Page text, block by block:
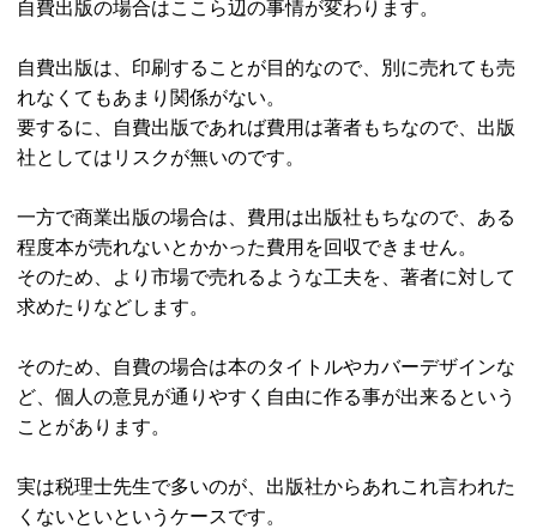
自費出版の場合はここら辺の事情が変わります。
自費出版は、印刷することが目的なので、別に売れても売
れなくてもあまり関係がない。
要するに、自費出版であれば費用は著者もちなので、出版
社としてはリスクが無いのです。
一方で商業出版の場合は、費用は出版社もちなので、ある
程度本が売れないとかかった費用を回収できません。
そのため、より市場で売れるような工夫を、著者に対して
求めたりなどします。
そのため、自費の場合は本のタイトルやカバーデザインな
ど、個人の意見が通りやすく自由に作る事が出来るという
ことがあります。
実は税理士先生で多いのが、出版社からあれこれ言われた
くないといというケースです。